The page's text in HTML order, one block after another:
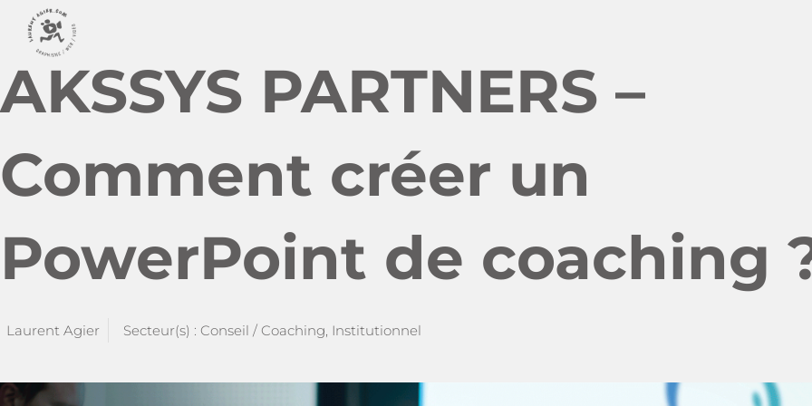
AKSSYS PARTNERS –
Comment créer un
PowerPoint de coaching
Laurent Agier Secteur(s) : Conseil / Coaching, Institutionnel